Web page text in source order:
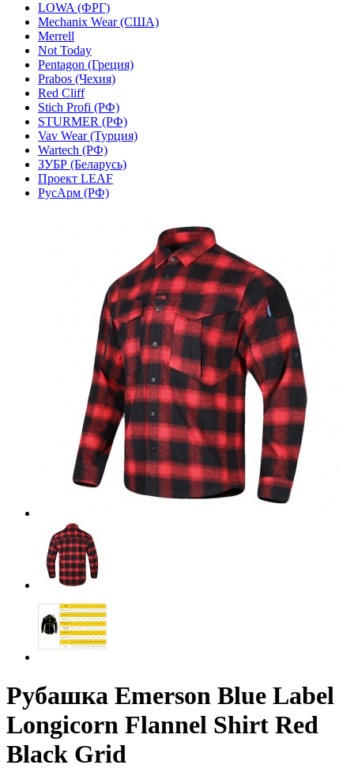
LOWA (ФРГ)
Mechanix Wear (США)
Merrell
Not Today
Pentagon (Греция)
Prabos (Чехия)
Red Cliff
Stich Profi (РФ)
STURMER (РФ)
Vav Wear (Турция)
Wartech (РФ)
ЗУБР (Беларусь)
Проект LEAF
РусАрм (РФ)
Рубашка Emerson Blue Label
Longicorn Flannel Shirt Red
Black Grid